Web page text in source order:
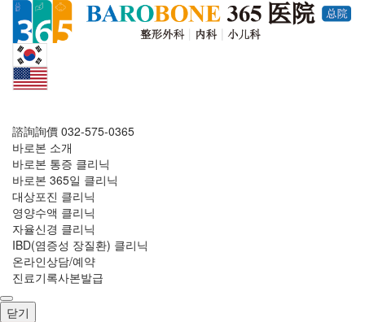
諮詢詢價 032-575-0365
바로본 소개
바로본 통증 클리닉
바로본 365일 클리닉
대상포진 클리닉
영양수액 클리닉
자율신경 클리닉
IBD(염증성 장질환) 클리닉
온라인상담/예약
진료기록사본발급
닫기